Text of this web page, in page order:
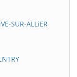
SUR-ALLiER